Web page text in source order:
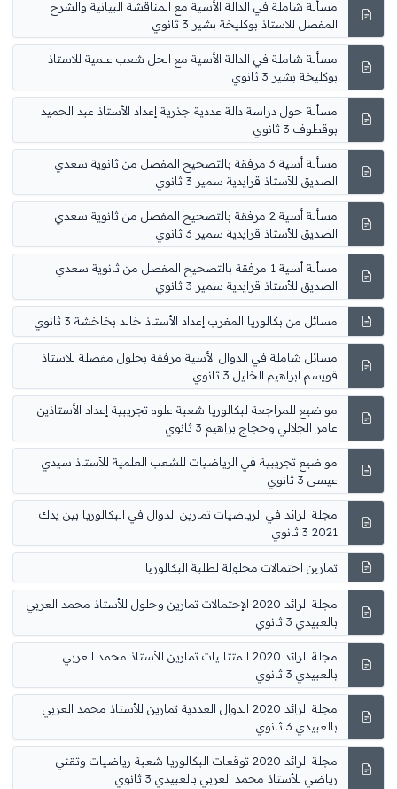
مسألة شاملة في الدالة الأسية مع المناقشة البيانية والشرح
المفصل للاستاذ بوكليخة بشير 3 ثانوي
مسألة شاملة في الدالة الأسية مع الحل شعب علمية للاستاذ
بوكليخة بشير 3 ثانوي
مسألة حول دراسة دالة عددية جذرية إعداد الأستاذ عبد الحميد
بوقطوف 3 ثانوي
مسألة أسية 3 مرفقة بالتصحيح المفصل من ثانوية سعدي
الصديق للأستاذ قرايدية سمير 3 ثانوي
مسألة أسية 2 مرفقة بالتصحيح المفصل من ثانوية سعدي
الصديق للأستاذ قرايدية سمير 3 ثانوي
مسألة أسية 1 مرفقة بالتصحيح المفصل من ثانوية سعدي
الصديق للأستاذ قرايدية سمير 3 ثانوي
مسائل من بكالوريا المغرب إعداد الأستاذ خالد بخاخشة 3 ثانوي
مسائل شاملة في الدوال الأسية مرفقة بحلول مفصلة للاستاذ
قويسم ابراهيم الخليل 3 ثانوي
مواضيع للمراجعة لبكالوريا شعبة علوم تجريبية إعداد الأستاذين
عامر الجلالي وحجاج براهيم 3 ثانوي
مواضيع تجريبية في الرياضيات للشعب العلمية للأستاذ سيدي
عيسى 3 ثانوي
مجلة الرائد في الرياضيات تمارين الدوال في البكالوريا بين يدك
2021 3 ثانوي
تمارین احتمالات محلولة لطلبة البكالوریا
مجلة الرائد 2020 الإحتمالات تمارين وحلول للأستاذ محمد العربي
بالعبيدي 3 ثانوي
مجلة الرائد 2020 المتتاليات تمارين للأستاذ محمد العربي
بالعبيدي 3 ثانوي
مجلة الرائد 2020 الدوال العددية تمارين للأستاذ محمد العربي
بالعبيدي 3 ثانوي
مجلة الرائد 2020 توقعات البكالوريا شعبة رياضيات وتقني
رياضي للأستاذ محمد العربي بالعبيدي 3 ثانوي